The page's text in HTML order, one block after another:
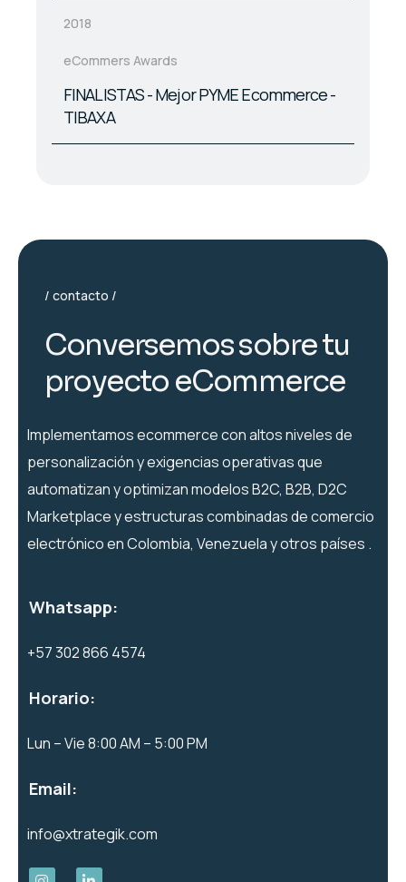
2018
eCommers Awards
FINALISTAS - Mejor PYME Ecommerce -
TIBAXA
contacto
Conversemossobretu
proyecto eCommerce
Implementamos ecommerce con altos niveles de
personalización y exigencias operativas que
automatizan y optimizan modelos B2C, B2B, D2C
Marketplace y estructuras combinadas de comercio
electrónico en Colombia, Venezuela y otros países .
Whatsapp:
+57 302 866 4574
Horario:
Lun – Vie 8:00 AM – 5:00 PM
Email:
info@xtrategik.com